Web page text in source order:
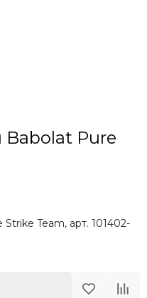
Babolat Pure
Team, арт. 101402-